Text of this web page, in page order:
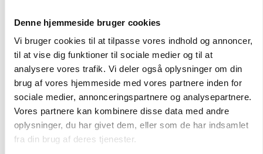
Denne hjemmeside bruger cookies
Vi bruger cookies til at tilpasse vores indhold og annoncer,
til at vise dig funktioner til sociale medier og til at
analysere vores trafik. Vi deler også oplysninger om din
brug af vores hjemmeside med vores partnere inden for
sociale medier, annonceringspartnere og analysepartnere.
Vores partnere kan kombinere disse data med andre
oplysninger, du har givet dem, eller som de har indsamlet
fra din brug af deres tjenester.